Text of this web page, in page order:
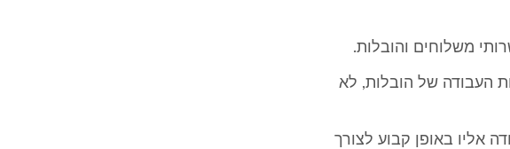
מהות העבודה של הובלות, לא
אליו באופן קבוע לצורך